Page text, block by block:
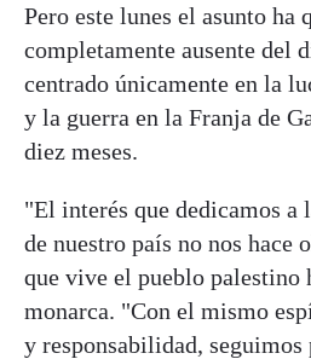
Pero este lunes el asunto ha
completamente ausente del
centrado únicamente en la
y la guerra en la Franja de
diez meses.
"El interés que dedicamos a
de nuestro país no nos hace
que vive el pueblo palestino
monarca. "Con el mismo
y responsabilidad, seguimos